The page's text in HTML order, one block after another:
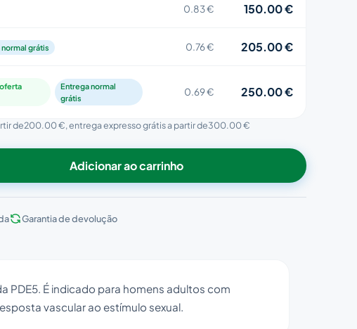
0.83 € 150.00 €
grátis 0.76 € 205.00 €
Entrega normal
grátis
0.69 € 250.00 €
de200.00 €, entrega expresso grátis a partir de300.00 €
Adicionar ao carrinho
Garantia de devolução
PDE5. É indicado para homens adultos com
vascular ao estímulo sexual.